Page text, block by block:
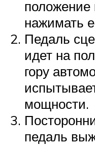
положение
нажимать
Педаль
идет на
гору
мощности.
педаль